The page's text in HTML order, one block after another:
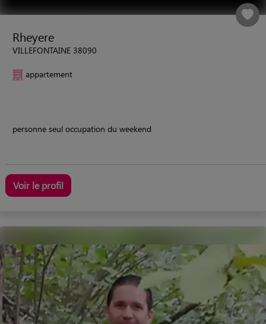
Rheyere
VILLEFONTAINE 38090
appartement
personne seul occupation du weekend
Voir le profil